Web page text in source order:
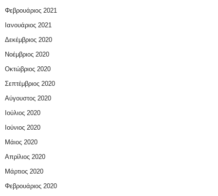
Φεβρουάριος 2021
Ιανουάριος 2021
Δεκέμβριος 2020
Νοέμβριος 2020
Οκτώβριος 2020
Σεπτέμβριος 2020
Αύγουστος 2020
Ιούλιος 2020
Ιούνιος 2020
Μάιος 2020
Απρίλιος 2020
Μάρτιος 2020
Φεβρουάριος 2020